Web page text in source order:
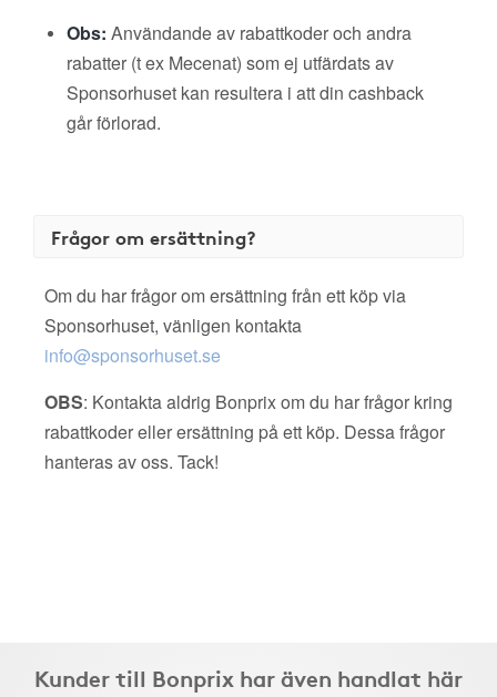
Obs: Användande av rabattkoder och andra
rabatter (t ex Mecenat) som ej utfärdats av
Sponsorhuset kan resultera i att din cashback
går förlorad.
Frågor om ersättning?
Om du har frågor om ersättning från ett köp via
Sponsorhuset, vänligen kontakta
info@sponsorhuset.se
OBS: Kontakta aldrig Bonprix om du har frågor kring
rabattkoder eller ersättning på ett köp. Dessa frågor
hanteras av oss. Tack!
Kunder till Bonprix har även handlat här